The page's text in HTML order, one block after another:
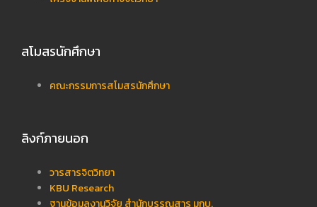
สโมสรนักศึกษา
คณะกรรมการสโมสรนักศึกษา
ลิงก์ภายนอก
วารสารจิตวิทยา
KBU Research
ฐานข้อมูลงานวิจัย สำนักบรรณสาร มกบ.